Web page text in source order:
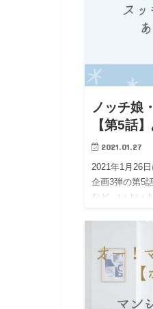
ノッチ娘
【第5話
2021.01.27
2021年1月26
企画3弾の第5
など、いよい